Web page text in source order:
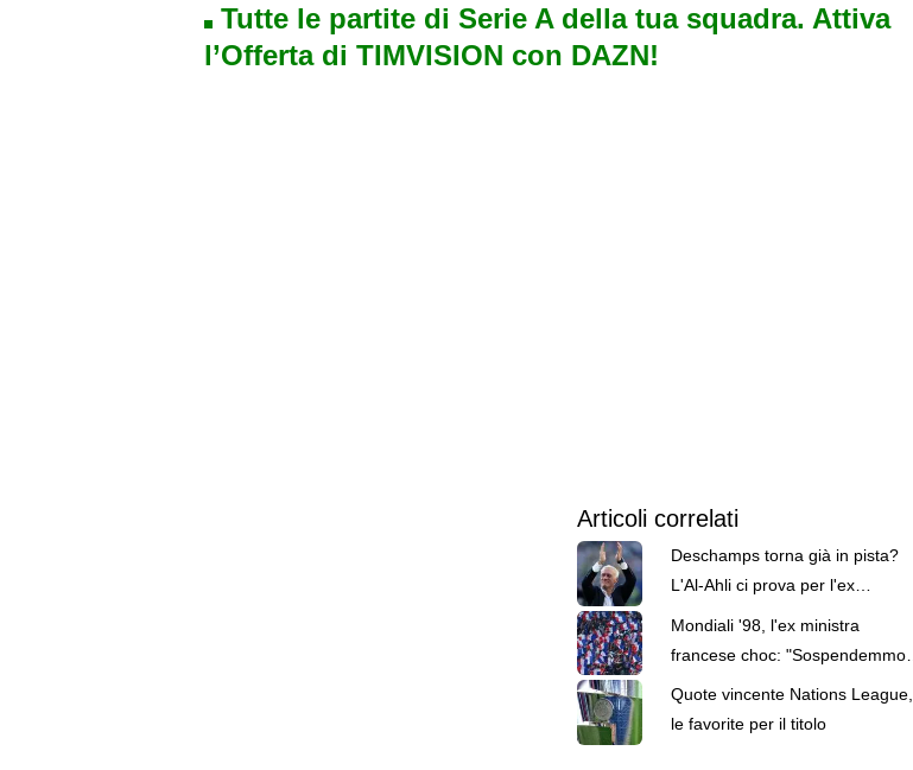
Tutte le partite di Serie A della tua squadra. Attiva
l’Offerta di TIMVISION con DAZN!
Articoli correlati
Deschamps torna già in pista?
L'Al-Ahli ci prova per l'ex
Mondiali '98, l'ex ministra
francese choc: "Sospendemmo
controlli antidoping ai Bleus"
Quote vincente Nations League,
le favorite per il titolo